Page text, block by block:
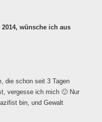
wünsche ich aus
die schon seit 3 Tagen
vergesse ich mich 🙂 Nur
bin, und Gewalt